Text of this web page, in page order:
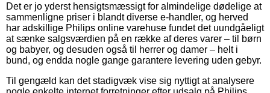
Det er jo yderst hensigtsmæssigt for almindelige dødelige at
sammenligne priser i blandt diverse e-handler, og herved
har adskillige Philips online varehuse fundet det uundgåeligt
at sænke salgsværdien på en række af deres varer – til børn
og babyer, og desuden også til herrer og damer – helt i
bund, og endda nogle gange garantere levering uden gebyr.
Til gengæld kan det stadigvæk vise sig nyttigt at analysere